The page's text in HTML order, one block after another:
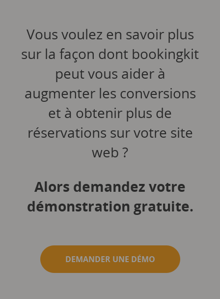
Vous voulez en savoir plus
sur la façon dont bookingkit
peut vous aider à
augmenter les conversions
et à obtenir plus de
réservations sur votre site
web ?
Alors demandez votre
démonstration gratuite.
DEMANDER UNE DÉMO